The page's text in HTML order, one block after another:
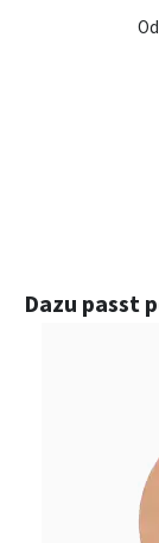
Produktgalerie
Dazu passt